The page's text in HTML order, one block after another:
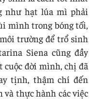
như hạt lúa mì phải
mình trong bóng tối,
trường để trổ sinh
Siena cũng đầy
cuộc đời mình, chị đã
tịnh, thậm chí đến
và thực hành các việc